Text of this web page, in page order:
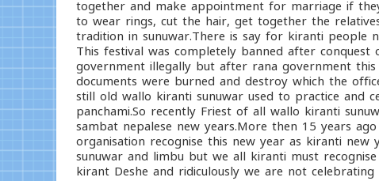
together and make appointment for marriage if
to wear rings, cut the hair, get together the
tradition in sunuwar.There is say for kiranti people
This festival was completely banned after
government illegally but after rana government
documents were burned and destroy which the
still old wallo kiranti sunuwar used to practice and
panchami.So recently Friest of all wallo kiranti
sambat nepalese new years.More then 15 years
organisation recognise this new year as kiranti
sunuwar and limbu but we all kiranti must
kirant Deshe and ridiculously we are not